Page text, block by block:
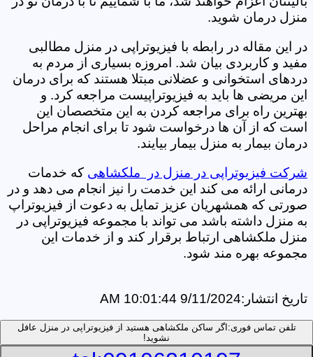
منزل درمان شوید.
در این مقاله در رابطه با فیزیوتراپی در منزل مطالبی
مفید و کاربردی بیان شد. امروزه بسیاری از مردم به
دردهای استخوانی و عضلانی مبتلا هستند که برای درمان
این مریضی ها باید به فیزیوتراپیست مراجعه کرد. و
بهترین راه برای مراجعه کردن به این متخصصان این
است که از آن ها درخواست شود تا برای انجام مراحل
درمان بیمار به منزل بیمار بیایند.
شرکت فیزیوتراپی در منزل در ملکشاهی که خدمات
درمانی ارائه می کند این خدمت را نیز انجام می دهد و در
صورتی که همشهریان عزیز تمایل به دعوت از فیزیوتراپ
به منزل داشته باشد می تواند با مجموعه فیزیوتراپی در
منزل ملکشاهی ارتباط برقرار کند و از خدمات این
مجموعه بهره مند شود.
تاریخ انتشار:9/11/2024 10:01:44 AM
تلفن تماس فوری: اگر ساکن ملکشاهی هستید از فیزیوتراپی در منزل عافل
نشوید!